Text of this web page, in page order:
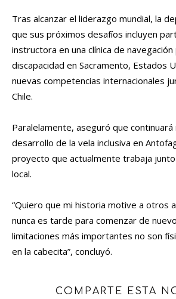
Tras alcanzar el liderazgo mundial, la
que sus próximos desafíos incluyen
instructora en una clínica de
discapacidad en Sacramento, Estados
nuevas competencias internacionales
Chile.
Paralelamente, aseguró que continuará
desarrollo de la vela inclusiva en
proyecto que actualmente trabaja junto
local.
“Quiero que mi historia motive a otros
nunca es tarde para comenzar de
limitaciones más importantes no son
en la cabecita”, concluyó.
COMPARTE ESTA